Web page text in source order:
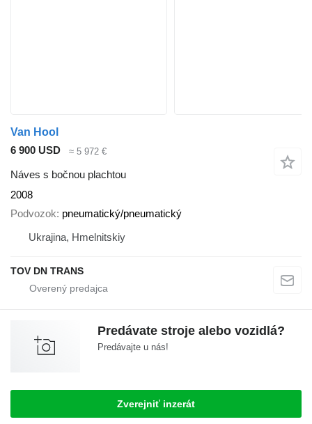
Van Hool
6 900 USD
≈ 5 972 €
Náves s bočnou plachtou
2008
Podvozok pneumatický/pneumatický
Ukrajina, Hmelnitskiy
TOV DN TRANS
Predávate stroje alebo vozidlá?
Predávajte u nás!
Zverejniť inzerát